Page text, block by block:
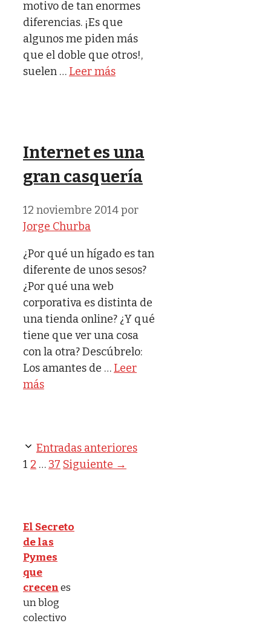
motivo de tan enormes
diferencias. ¡Es que
algunos me piden más
que el doble que otros!,
suelen … Leer más
Internet es una
gran casquería
12 noviembre 2014por
Jorge Churba
¿Por qué un hígado es tan
diferente de unos sesos?
¿Por qué una web
corporativa es distinta de
una tienda online? ¿Y qué
tiene que ver una cosa
con la otra? Descúbrelo:
Los amantes de … Leer
más
Entradas anteriores
Página
1 Página
2 …Página
37 Siguiente →
El Secreto
de las
Pymes
que
crecenes
un blog
colectivo